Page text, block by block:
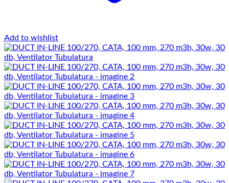
Add to wishlist